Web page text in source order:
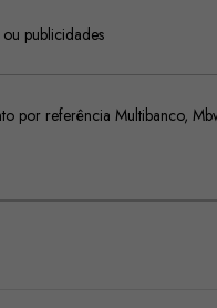
publicidades
por referência Multibanco,